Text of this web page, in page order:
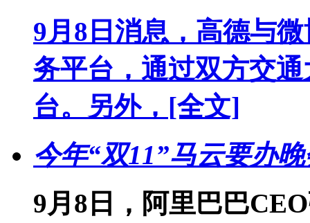
9月8日消息，高德与
务平台，通过双方交
台。另外， [全文]
今年“双11”马云要办
9月8日，阿里巴巴